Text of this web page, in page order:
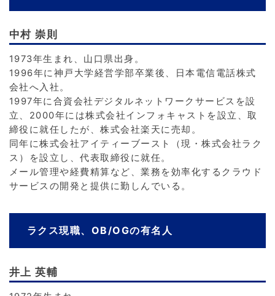
中村 崇則
1973年生まれ、山口県出身。
1996年に神戸大学経営学部卒業後、日本電信電話株式
会社へ入社。
1997年に合資会社デジタルネットワークサービスを設
立、2000年には株式会社インフォキャストを設立、取
締役に就任したが、株式会社楽天に売却。
同年に株式会社アイティーブースト（現・株式会社ラク
ス）を設立し、代表取締役に就任。
メール管理や経費精算など、業務を効率化するクラウド
サービスの開発と提供に勤しんでいる。
ラクス現職、OB/OGの有名人
井上 英輔